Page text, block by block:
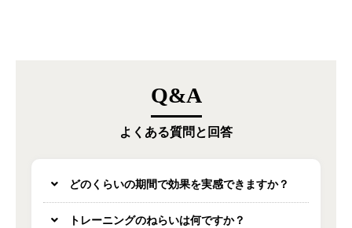
Q&A
よくある質問と回答
どのくらいの期間で効果を実感できますか？
トレーニングのねらいは何ですか？